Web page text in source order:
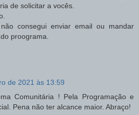
de solicitar a vocês.
não consegui enviar email ou mandar
proograma.
de 2021 às 13:59
Comunitária ! Pela Programação e
Pena não ter alcance maior. Abraço!